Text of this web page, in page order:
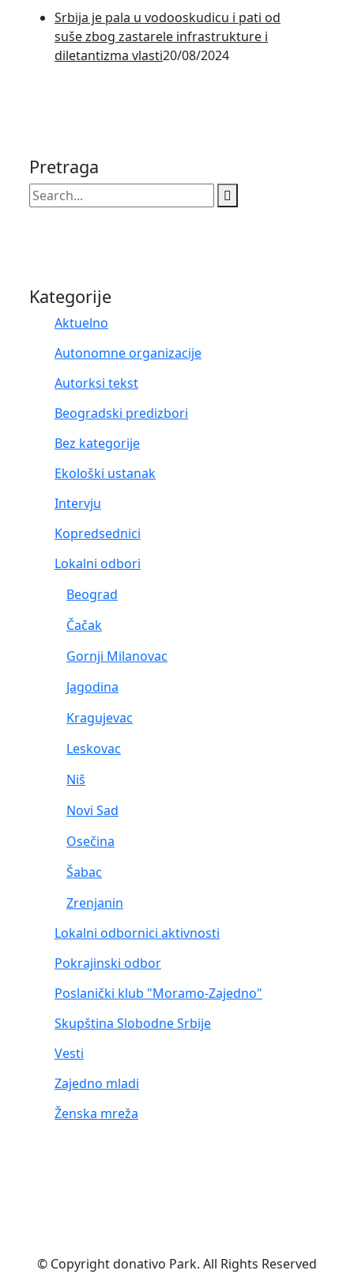
Srbija je pala u vodooskudicu i pati od
suše zbog zastarele infrastrukture i
diletantizma vlasti20/08/2024
Pretraga
Kategorije
Aktuelno
Autonomne organizacije
Autorksi tekst
Beogradski predizbori
Bez kategorije
Ekološki ustanak
Intervju
Kopredsednici
Lokalni odbori
Beograd
Čačak
Gornji Milanovac
Jagodina
Kragujevac
Leskovac
Niš
Novi Sad
Osečina
Šabac
Zrenjanin
Lokalni odbornici aktivnosti
Pokrajinski odbor
Poslanički klub "Moramo-Zajedno"
Skupština Slobodne Srbije
Vesti
Zajedno mladi
Ženska mreža
© Copyright donativo Park. All Rights Reserved